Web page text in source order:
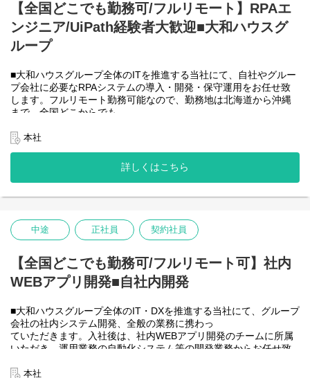
フレックスです。
●AIチーム(４名)●
業務内容
・Microsoft Copilot を利用したエージェント運用・管理
・生成AIを用いたAIエージェントの設計・開発・改善
・Azureを利用したAIエージェント基盤の構築・連携
・AIエージェントの運用支援
入社後は研修の後、チーム開発をベースにOJTを行いながら実案
＜クライアントは大和ハウスグループ全体＞
出資は大和ハウス本体になりますが、売上好調かつDX推進の優先
度が高いため、投資を惜しむことはありません。
潤沢なリソースのもと、最上流から変革を進めていくことが可能
【全国どこでも勤務可/フルリモート】RPAエ
ンジニア/UiPath経験者大歓迎■大和ハウスグ
ループ
■大和ハウスグループ全体のITを推進する当社にて、自社やグルー
プ会社に必要なRPAシステムの導入・開発・保守運用をお任せ致
します。フルリモート勤務可能なので、勤務地は北海道から沖縄
まで、全国どこからでも
社後の勤務地は問いません。また、働く時間に制限もなく、月160
時間の勤務で、午前５時～２２時までの間であれば、自由な時間
に働いていただけます。業務を途中で中断したり、働く時間を調
整できるので、家事、育児、介護などとの両立も可能です。社員
ると思っておりますのでフルフレックスです。
＜クライアントは大和ハウスグループ全体＞
名の
全てに関わるシステムを担っています。
出資は大和ハウス本体になりますが、売上好調かつDX推進の優先
潤沢なリソースのもと、最上流から変革を進めていくことが可能
です。
＜詳細な業務例／基本的な技術仕様＞
業務ヒアリング、要件定義、基本設計、詳細設計、実装、テス
本社
詳しくはこちら
中途 正社員 契約社員
【全国どこでも勤務可/フルリモート可】社内
WEBアプリ開発■自社内開発
■大和ハウスグループ全体のIT・DXを推進する当社にて、グループ
会社の社内システム開発、全般の業務に携わっ
ていただきます。入社後は、社内WEBアプリ開発のチームに所属
いただき、運用業務の自動化システム等の開発業務からお任せ致
【将来的に】要件定義から設計、運用まで全般を行い、早い段階
本社